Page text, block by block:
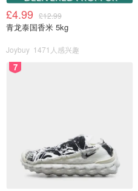
£4.99 £12.99
青龙泰国香米 5kg
Joybuy 1471人感兴趣
7